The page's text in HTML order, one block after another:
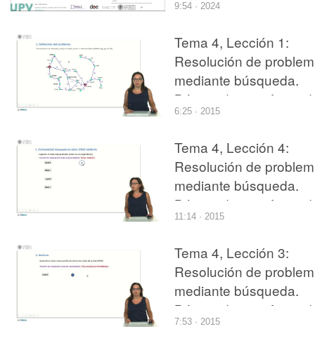
9:54 · 2024
Tema 4, Lección 1:
Resolución de
mediante búsqueda.
Búsqueda no
6:25 · 2015
Tema 4, Lección 4:
Resolución de
mediante búsqueda.
Búsqueda no
11:14 · 2015
Tema 4, Lección 3:
Resolución de
mediante búsqueda.
Búsqueda no
7:53 · 2015